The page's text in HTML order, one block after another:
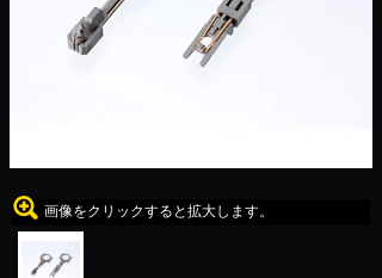
画像をクリックすると拡大します。